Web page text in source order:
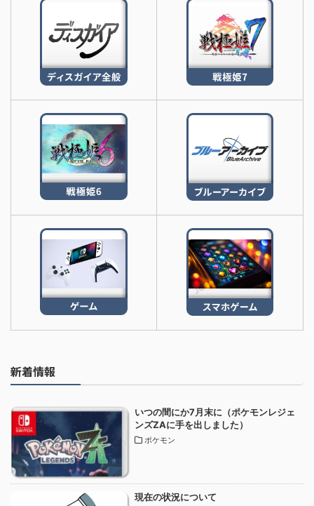
新着情報
いつの間にか7月末に（ポケモンレジェ
ンズZAに手を出しました）
ポケモン
現在の状況について